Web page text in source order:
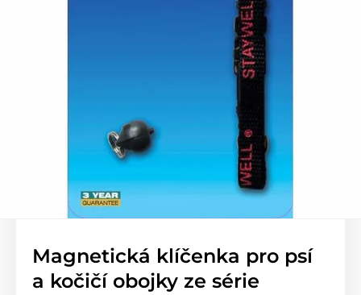
Magnetická klíčenka pro psí
a kočičí obojky ze série